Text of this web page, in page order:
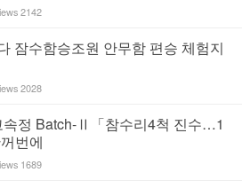
2142
잠수함승조원 안무함 편승 체험지
2028
속정 Batch-Ⅱ「참수리4척 진수…1
번에
1689